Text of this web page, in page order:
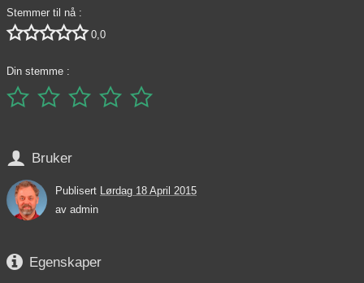
Stemmer til nå :
 0,0
Din stemme :
    
 Bruker
Publisert Lørdag 18 April 2015
av admin
 Egenskaper